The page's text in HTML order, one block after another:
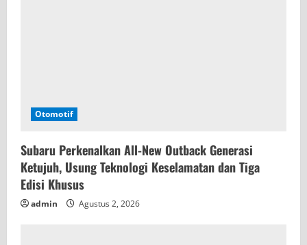
Otomotif
Subaru Perkenalkan All-New Outback Generasi
Ketujuh, Usung Teknologi Keselamatan dan Tiga
Edisi Khusus
admin Agustus 2, 2026